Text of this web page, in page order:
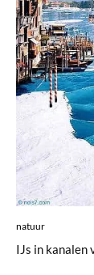
natuur
IJs in kanalen